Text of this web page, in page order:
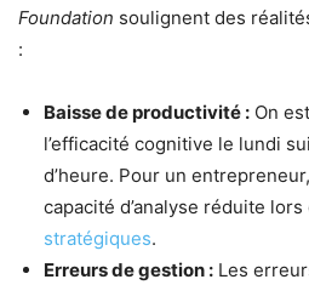
Foundation soulignent des
:
Baisse de productivité : On
l’efficacité cognitive le lundi
d’heure. Pour un
capacité d’analyse réduite lors
stratégiques.
Erreurs de gestion : Les